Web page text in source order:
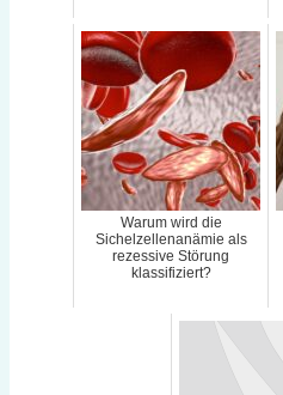
Warum wird die
Sichelzellenanämie als
rezessive Störung
klassifiziert?